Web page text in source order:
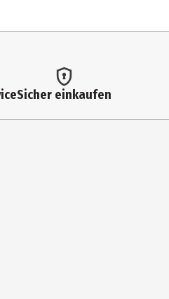
Sicher einkaufen